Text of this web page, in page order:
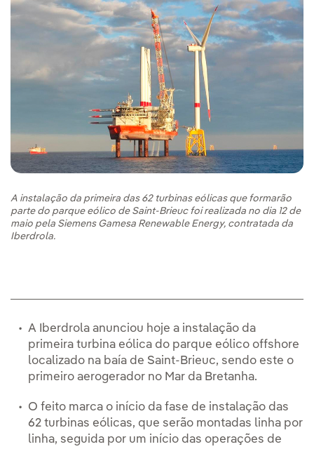
A instalação da primeira das 62 turbinas eólicas que formarão
parte do parque eólico de Saint-Brieuc foi realizada no dia 12 de
maio pela Siemens Gamesa Renewable Energy, contratada da
Iberdrola.
A Iberdrola anunciou hoje a instalação da
primeira turbina eólica do parque eólico offshore
localizado na baía de Saint-Brieuc, sendo este o
primeiro aerogerador no Mar da Bretanha.
O feito marca o início da fase de instalação das
62 turbinas eólicas, que serão montadas linha por
linha, seguida por um início das operações de